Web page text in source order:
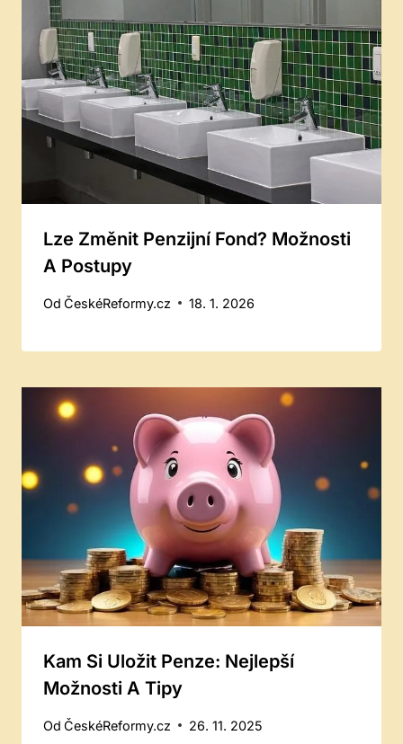
Lze Změnit Penzijní Fond? Možnosti
A Postupy
Od ČeskéReformy.cz 18. 1. 2026
Kam Si Uložit Penze: Nejlepší
Možnosti A Tipy
Od ČeskéReformy.cz 26. 11. 2025